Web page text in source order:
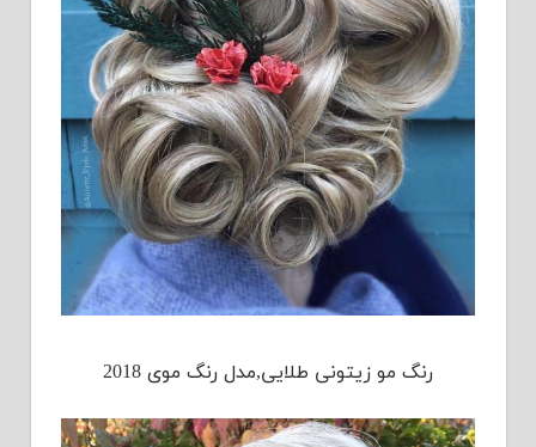
رنگ مو زیتونی طلایی,مدل رنگ موی 2018